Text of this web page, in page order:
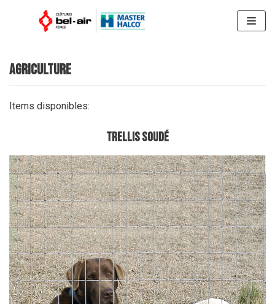
content
agriculture
Items disponibles:
trellis soudÉ